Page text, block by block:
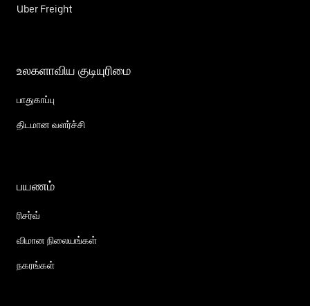
Uber Freight
உலகளாவிய குடியுரிமை
பாதுகாப்பு
திடமான வளர்ச்சி
பயணம்
ரிசர்வ்
விமான நிலையங்கள்
நகரங்கள்